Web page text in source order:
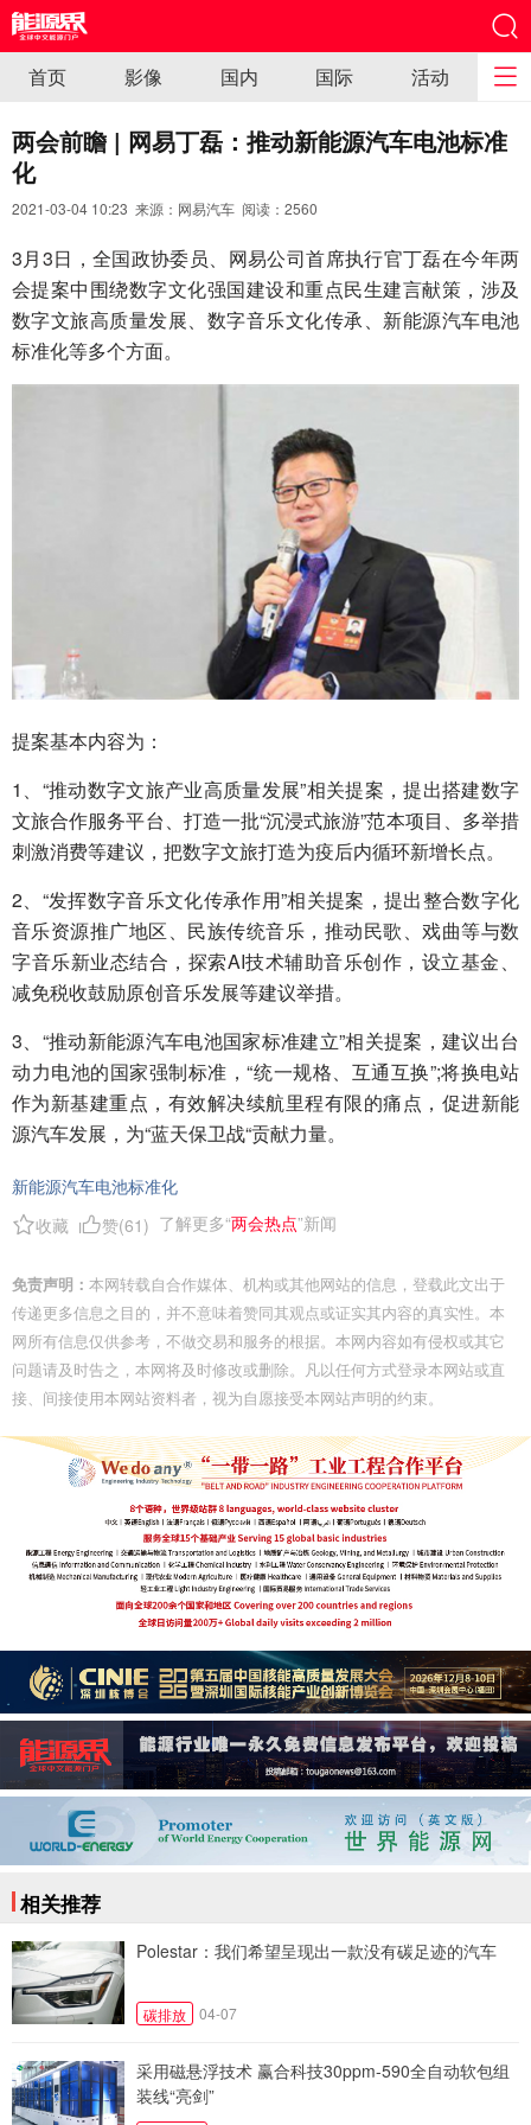
首页 影像 国内 国际 活动
两会前瞻 | 网易丁磊：推动新能源汽车电池标准
化
2021-03-04 10:23 来源：网易汽车 阅读： 2560
3月3日，全国政协委员、网易公司首席执行官丁磊在今年两
会提案中围绕数字文化强国建设和重点民生建言献策，涉及
数字文旅高质量发展、数字音乐文化传承、新能源汽车电池
标准化等多个方面。
提案基本内容为：
1、“推动数字文旅产业高质量发展”相关提案，提出搭建数字
文旅合作服务平台、打造一批“沉浸式旅游”范本项目、多举措
刺激消费等建议，把数字文旅打造为疫后内循环新增长点。
2、“发挥数字音乐文化传承作用”相关提案，提出整合数字化
音乐资源推广地区、民族传统音乐，推动民歌、戏曲等与数
字音乐新业态结合，探索AI技术辅助音乐创作，设立基金、
减免税收鼓励原创音乐发展等建议举措。
3、“推动新能源汽车电池国家标准建立”相关提案，建议出台
动力电池的国家强制标准，“统一规格、互通互换”;将换电站
作为新基建重点，有效解决续航里程有限的痛点，促进新能
源汽车发展，为“蓝天保卫战“贡献力量。
新能源汽车电池标准化
收藏
赞(61 ) 了解更多“两会热点”新闻
免责声明： 本网转载自合作媒体、机构或其他网站的信息，登载此文出于
传递更多信息之目的，并不意味着赞同其观点或证实其内容的真实性。本
网所有信息仅供参考，不做交易和服务的根据。本网内容如有侵权或其它
问题请及时告之，本网将及时修改或删除。凡以任何方式登录本网站或直
接、间接使用本网站资料者，视为自愿接受本网站声明的约束。
相关推荐
Polestar：我们希望呈现出一款没有碳足迹的汽车
碳排放 04-07
采用磁悬浮技术 赢合科技30ppm-590全自动软包组
装线“亮剑”